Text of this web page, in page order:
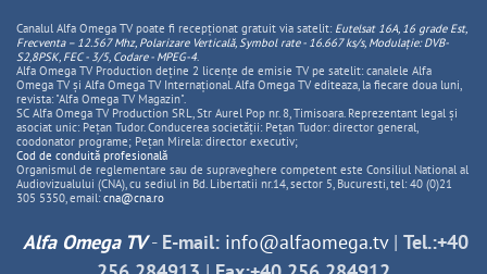
Canalul Alfa Omega TV poate fi recepționat gratuit via satelit: Eutelsat 16A, 16 grade Est,
Frecventa – 12.567 Mhz, PolarizareVerticală, Symbol rate - 16.667 ks/s, Modulație: DVB-
S2,8PSK, FEC - 3/5, Codare - MPEG-4.
Alfa Omega TV Production deține 2 licențe de emisie TV pe satelit: canalele Alfa
Omega TV și Alfa Omega TV Internațional. Alfa Omega TV editeaza, la fiecare doua luni,
revista: "Alfa Omega TV Magazin".
SC Alfa Omega TV Production SRL, Str Aurel Pop nr. 8, Timisoara. Reprezentant legal și
asociat unic: Pețan Tudor. Conducerea societății: Pețan Tudor: director general,
coodonator programe; Pețan Mirela: director executiv;
Cod de conduită profesională
Organismul de reglementare sau de supraveghere competent este Consiliul National al
Audiovizualului (CNA), cu sediul in Bd. Libertatii nr.14, sector 5, Bucuresti, tel: 40 (0)21
305 5350, email: cna@cna.ro
Alfa Omega TV- E-mail: info@alfaomega.tv| Tel.:+40